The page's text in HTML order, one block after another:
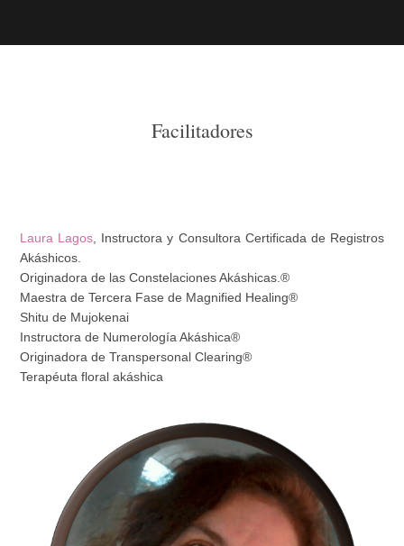
Facilitadores
Laura Lagos , Instructora y Consultora Certificada de Registros
Akáshicos.
Originadora de las Constelaciones Akáshicas.®
Maestra de Tercera Fase de Magnified Healing®
Shitu de Mujokenai
Instructora de Numerología Akáshica®
Originadora de Transpersonal Clearing®
Terapéuta floral akáshica